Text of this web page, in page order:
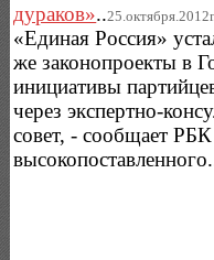
дураков»..
«Единая Россия»
же законо­проекты в
инициативы
через экспертно-
совет, - сообщает